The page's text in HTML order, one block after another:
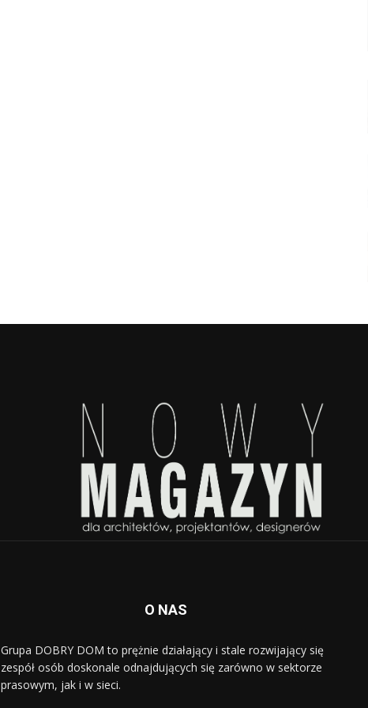
O NAS
Grupa DOBRY DOM to prężnie działający i stale rozwijający się
zespół osób doskonale odnajdujących się zarówno w sektorze
prasowym, jak i w sieci.